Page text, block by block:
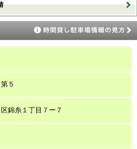
５
錦糸１丁目７ー７